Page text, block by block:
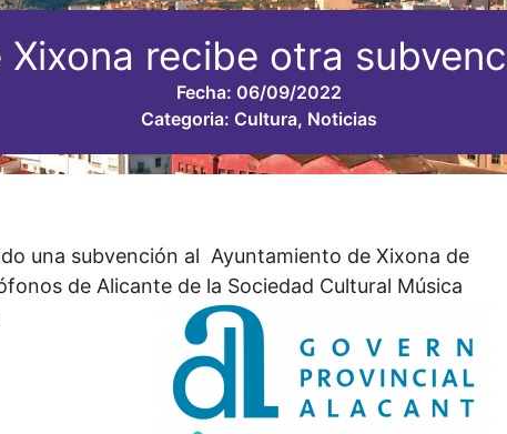
Xixona recibe otra
Fecha: 06/09/2022
Categoria: Cultura, Noticias
una subvención al Ayuntamiento de Xixona de
de Alicante de la Sociedad Cultural Música